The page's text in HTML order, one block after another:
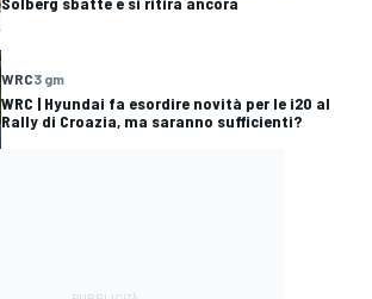
WRC3 gm
WRC | Hyundai fa esordire novità per le i20 al
Rally di Croazia, ma saranno sufficienti?